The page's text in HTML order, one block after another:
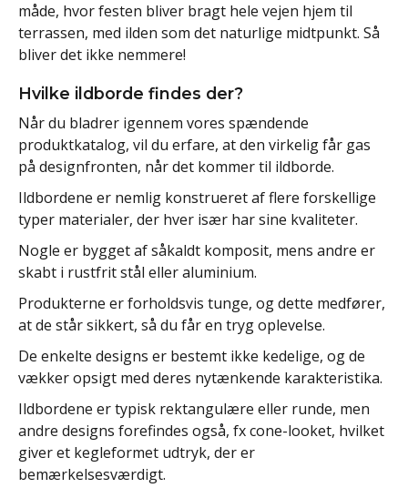
måde, hvor festen bliver bragt hele vejen hjem til
terrassen, med ilden som det naturlige midtpunkt. Så
bliver det ikke nemmere!
Hvilke ildborde findes der?
Når du bladrer igennem vores spændende
produktkatalog, vil du erfare, at den virkelig får gas
på designfronten, når det kommer til ildborde.
Ildbordene er nemlig konstrueret af flere forskellige
typer materialer, der hver især har sine kvaliteter.
Nogle er bygget af såkaldt komposit, mens andre er
skabt i rustfrit stål eller aluminium.
Produkterne er forholdsvis tunge, og dette medfører,
at de står sikkert, så du får en tryg oplevelse.
De enkelte designs er bestemt ikke kedelige, og de
vækker opsigt med deres nytænkende karakteristika.
Ildbordene er typisk rektangulære eller runde, men
andre designs forefindes også, fx cone-looket, hvilket
giver et kegleformet udtryk, der er
bemærkelsesværdigt.